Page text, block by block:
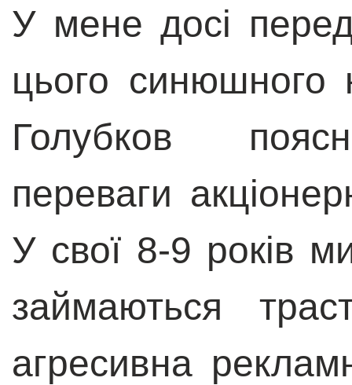
У мене досі
цього синюшного
Голубков
переваги
У свої 8-9 років
займаються
агресивна